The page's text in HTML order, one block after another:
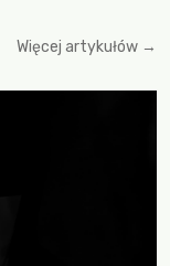
Więcej artykułów →